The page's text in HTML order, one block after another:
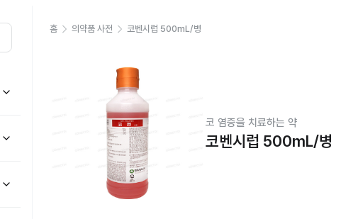
홈 의약품 사전 코벤시럽 500mL/병
코 염증을 치료하는 약
코벤시럽 500mL/병